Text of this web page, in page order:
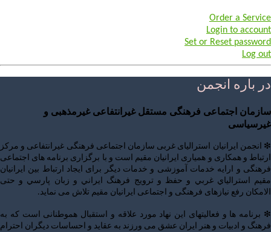
Order a Service
Login to account
Set or Reset password
Log out
در باره انجمن
سازمان اجتماعی فرهنگی مستقل غیرانتفاعی غیرمذهبی و
غیرسیاسی
❇ انجمن ایرانیان استرالیای غربی سازمان اجتماعی فرهنگی غیرانتفاعی و مرکز
ارتباط و همکاری و همیاری ایرانیان مقیم است و با برگزاری برنامه های اجتماعی
فرهنگی و ارایه خدمات آموزشی و خدمات دیگر برای ایجاد ارتباط بين ايرانيان
مقيم استرالياي غربي و حفظ و ترويج فرهنگ ايراني و زبان پارسي و حتی
الامکان رفع نیازهای فرهنگی و اجتماعی ایرانیان مقیم تلاش می نماید.
❇ برنامه ها و فعالیتهای این نهاد مورد علاقه و استقبال هموطنانی است که به
فرهنگ و ادبیات و هنر ایران عشق می ورزند به عقاید و احساسات دیگران احترام